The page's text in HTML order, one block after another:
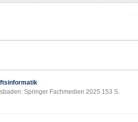
Springer Fachmedien 2025 153 S.